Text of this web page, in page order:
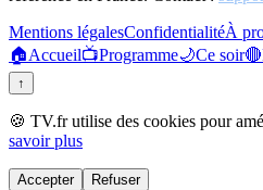
Mentions légalesConfidentialitéÀ
🏠Accueil📺Programme🌙Ce soir🔴
↑
🍪 TV.fr utilise des cookies pour
savoir plus
Accepter Refuser